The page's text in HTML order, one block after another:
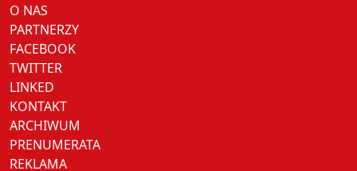
O NAS
PARTNERZY
FACEBOOK
TWITTER
LINKED
KONTAKT
ARCHIWUM
PRENUMERATA
REKLAMA